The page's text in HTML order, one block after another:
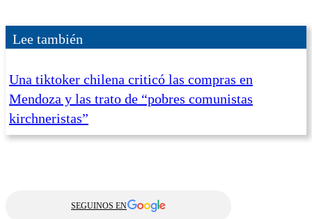
Lee también
Una tiktoker chilena criticó las compras en
Mendoza y las trato de “pobres comunistas
kirchneristas”
SEGUINOS EN